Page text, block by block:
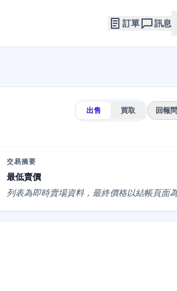
訂單 訊息
出售 買取 回報
交易摘要
最低賣價
列表為即時賣場資料，最終價格以結帳頁面為